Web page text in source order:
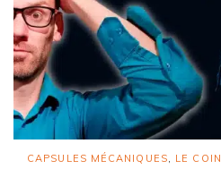
CAPSULES MÉCANIQUES LE